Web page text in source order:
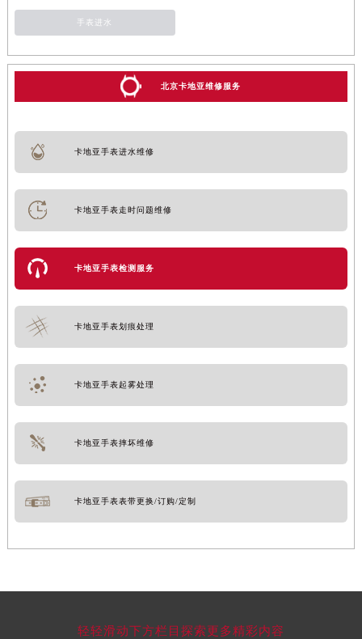
手表进水
北京卡地亚维修服务
卡地亚手表进水维修
卡地亚手表走时问题维修
卡地亚手表检测服务
卡地亚手表划痕处理
卡地亚手表起雾处理
卡地亚手表摔坏维修
卡地亚手表表带更换/订购/定制
轻轻滑动下方栏目探索更多精彩内容